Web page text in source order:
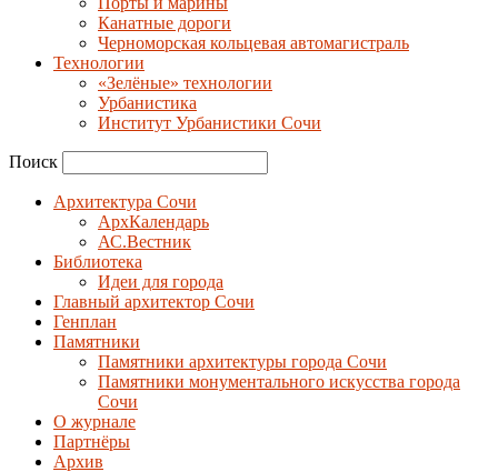
Канатные дороги
Черноморская кольцевая автомагистраль
Технологии
«Зелёные» технологии
Урбанистика
Институт Урбанистики Сочи
Поиск
Архитектура Сочи
АрхКалендарь
АС.Вестник
Библиотека
Идеи для города
Главный архитектор Сочи
Генплан
Памятники
Памятники архитектуры города Сочи
Памятники монументального искусства города
Сочи
О журнале
Партнёры
Архив